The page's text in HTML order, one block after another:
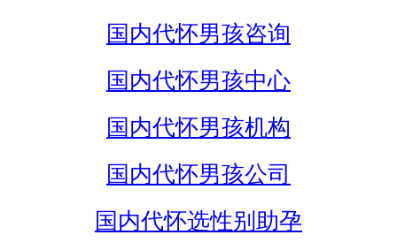
国内代怀男孩咨询
国内代怀男孩中心
国内代怀男孩机构
国内代怀男孩公司
国内代怀选性别助孕